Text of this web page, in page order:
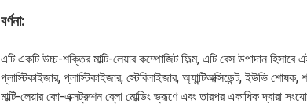
বর্ণনা:
এটি একটি উচ্চ-শক্তির মাল্টি-লেয়ার কম্পোজিট ফিল্ম, এটি বেস উপাদান হিসাবে
প্লাস্টিকাইজার, প্লাস্টিকাইজার, স্টেবিলাইজার, অ্যান্টিঅক্সিডেন্ট, ইউভি
মাল্টি-লেয়ার কো-এক্সট্রুশন ব্লো মোল্ডিং ভ্রূণে এবং তারপর একাধিক দ্বারা